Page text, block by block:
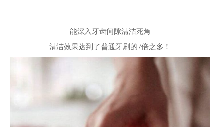
能深入牙齿间隙清洁死角
清洁效果达到了普通牙刷的7倍之多！